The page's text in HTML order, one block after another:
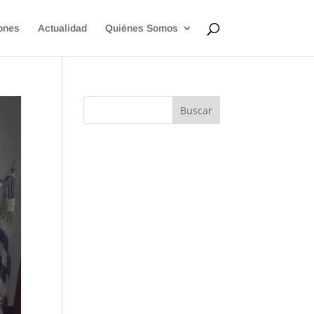
Actualidad Quiénes Somos